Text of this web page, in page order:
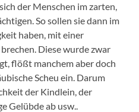
der Menschen im zarten,
So sollen sie dann im
haben, mit einer
Diese wurde zwar
flößt manchem aber doch
Scheu ein. Darum
der Kindlein, der
Gelübde ab usw..